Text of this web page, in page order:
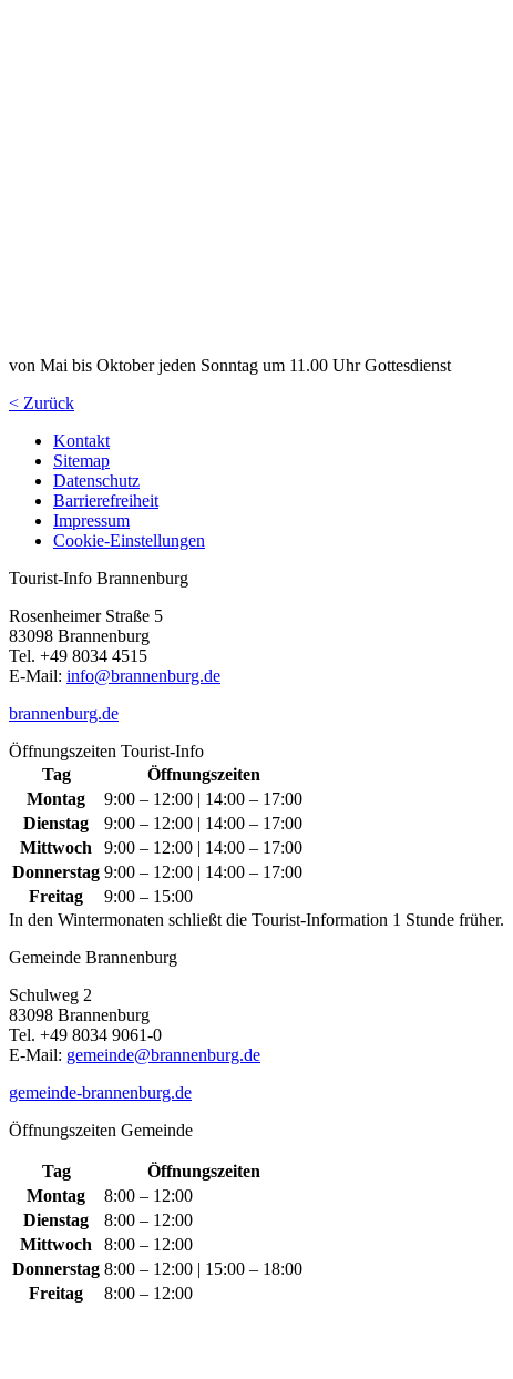
von Mai bis Oktober jeden Sonntag um 11.00 Uhr Gottesdienst
< Zurück
Kontakt
Sitemap
Datenschutz
Barrierefreiheit
Impressum
Cookie-Einstellungen
Tourist-Info Brannenburg
Rosenheimer Straße 5
83098 Brannenburg
Tel. +49 8034 4515
E-Mail: info@brannenburg.de
brannenburg.de
Öffnungszeiten Tourist-Info
Tag
Öffnungszeiten
Montag
9:00 – 12:00 | 14:00 – 17:00
Dienstag
9:00 – 12:00 | 14:00 – 17:00
Mittwoch
9:00 – 12:00 | 14:00 – 17:00
Donnerstag 9:00 – 12:00 | 14:00 – 17:00
Freitag
9:00 – 15:00
In den Wintermonaten schließt die Tourist-Information 1 Stunde früher.
Gemeinde Brannenburg
Schulweg 2
83098 Brannenburg
Tel. +49 8034 9061-0
E-Mail: gemeinde@brannenburg.de
gemeinde-brannenburg.de
Öffnungszeiten Gemeinde
Tag
Öffnungszeiten
Montag
8:00 – 12:00
Dienstag
8:00 – 12:00
Mittwoch
8:00 – 12:00
Donnerstag 8:00 – 12:00 | 15:00 – 18:00
Freitag
8:00 – 12:00